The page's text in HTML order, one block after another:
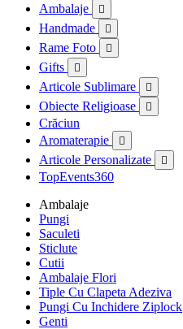
Ambalaje

Handmade 
Rame Foto 
Gifts 
Articole Sublimare 
Obiecte Religioase 
Crăciun
Aromaterapie

Articole Personalizate 
TopEvents360
Ambalaje
Pungi
Saculeti
Sticlute
Cutii
Ambalaje Flori
Tiple Cu Clapeta Adeziva
Pungi Cu Inchidere Ziplock
Genti